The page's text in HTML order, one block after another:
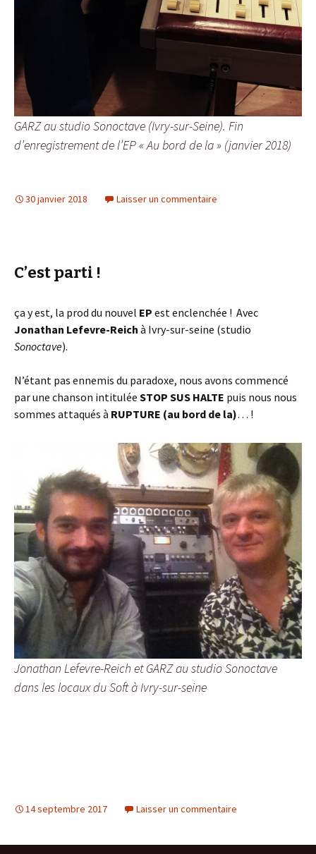
GARZ au studio Sonoctave (Ivry-sur-Seine). Fin
d’enregistrement de l’EP « Au bord de la » (janvier 2018)
30 janvier 2018 Laisser un commentaire
C’est parti !
ça y est, la prod du nouvel EP est enclenchée ! Avec
Jonathan Lefevre-Reich à Ivry-sur-seine (studio
Sonoctave).
N’étant pas ennemis du paradoxe, nous avons commencé
par une chanson intitulée STOP SUS HALTE puis nous nous
sommes attaqués à RUPTURE (au bord de la)… !
Jonathan Lefevre-Reich et GARZ au studio Sonoctave
dans les locaux du Soft à Ivry-sur-seine
14 septembre 2017 Laisser un commentaire